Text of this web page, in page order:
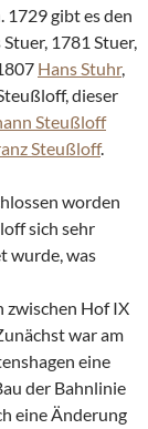
gibt es den
1781 Stuer,
Hans Stuhr,
dieser
Steußloff
Steußloff.
worden
sich sehr
wurde, was
zwischen Hof IX
war am
eine
der Bahnlinie
eine Änderung